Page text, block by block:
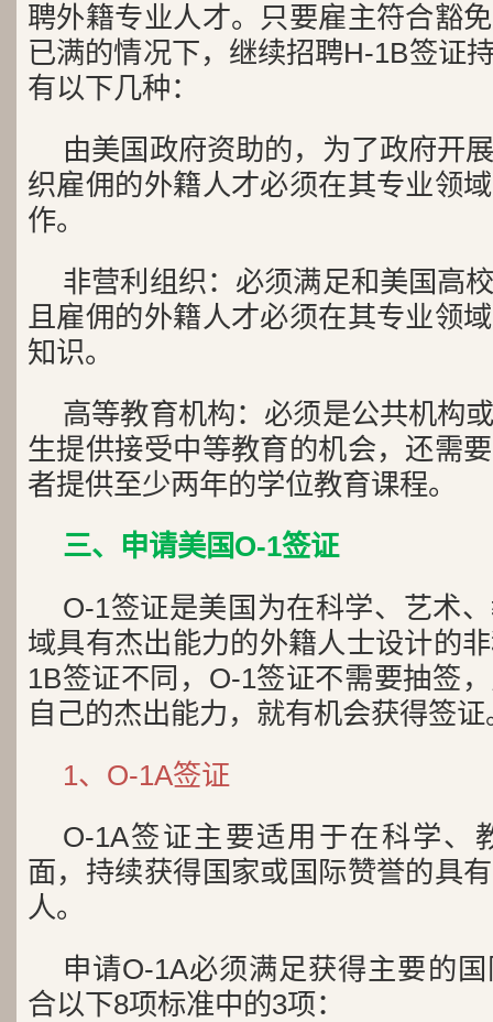
聘外籍专业人才。只要雇主符合豁
已满的情况下，继续招聘H-1B签证
有以下几种：
由美国政府资助的，为了政府开
织雇佣的外籍人才必须在其专业领
作。
非营利组织：必须满足和美国高
且雇佣的外籍人才必须在其专业领
知识。
高等教育机构：必须是公共机构
生提供接受中等教育的机会，还需
者提供至少两年的学位教育课程。
三、申请美国O-1签证
O-1签证是美国为在科学、艺术
域具有杰出能力的外籍人士设计的
1B签证不同，O-1签证不需要抽签
自己的杰出能力，就有机会获得签证
1、O-1A签证
O-1A签证主要适用于在科学、
面，持续获得国家或国际赞誉的具
人。
申请O-1A必须满足获得主要的
合以下8项标准中的3项：